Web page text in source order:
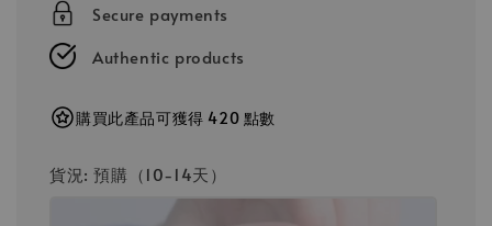
Secure payments
Authentic products
購買此產品可獲得 420 點數
貨況: 預購（10-14天）